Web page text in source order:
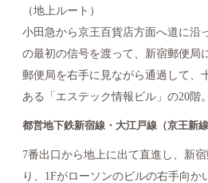
（地上ルート）
小田急から京王百貨店方面へ道に沿
の最初の信号を渡って、新宿郵便局
郵便局を右手に見ながら通過して、
ある「エステック情報ビル」の20階。
都営地下鉄新宿線・大江戸線（京王新線
7番出口から地上に出て直進し、新
り、1Fがローソンのビルの右手向か